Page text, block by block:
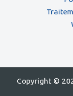
Copyright ©